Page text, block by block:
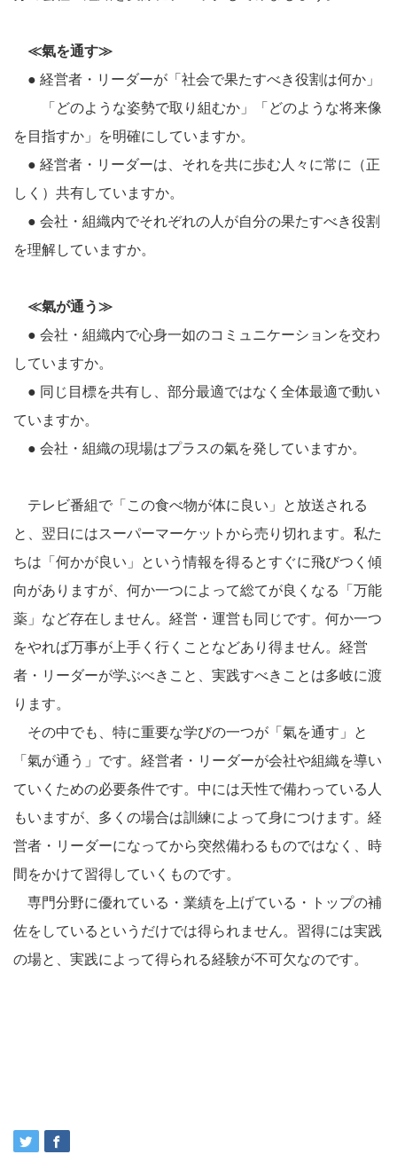
≪氣を通す≫
● 経営者・リーダーが「社会で果たすべき役割は何か」
「どのような姿勢で取り組むか」「どのような将来像
を目指すか」を明確にしていますか。
● 経営者・リーダーは、それを共に歩む人々に常に（正
しく）共有していますか。
● 会社・組織内でそれぞれの人が自分の果たすべき役割
を理解していますか。
≪氣が通う≫
● 会社・組織内で心身一如のコミュニケーションを交わ
していますか。
● 同じ目標を共有し、部分最適ではなく全体最適で動い
ていますか。
● 会社・組織の現場はプラスの氣を発していますか。
テレビ番組で「この食べ物が体に良い」と放送される
と、翌日にはスーパーマーケットから売り切れます。私た
ちは「何かが良い」という情報を得るとすぐに飛びつく傾
向がありますが、何か一つによって総てが良くなる「万能
薬」など存在しません。経営・運営も同じです。何か一つ
をやれば万事が上手く行くことなどあり得ません。経営
者・リーダーが学ぶべきこと、実践すべきことは多岐に渡
ります。
その中でも、特に重要な学びの一つが「氣を通す」と
「氣が通う」です。経営者・リーダーが会社や組織を導い
ていくための必要条件です。中には天性で備わっている人
もいますが、多くの場合は訓練によって身につけます。経
営者・リーダーになってから突然備わるものではなく、時
間をかけて習得していくものです。
専門分野に優れている・業績を上げている・トップの補
佐をしているというだけでは得られません。習得には実践
の場と、実践によって得られる経験が不可欠なのです。